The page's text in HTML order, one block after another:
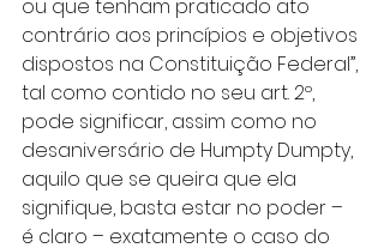
ou que tenham praticado ato
contrário aos princípios e objetivos
dispostos na Constituição Federal”,
tal como contido no seu art. 2º,
pode significar, assim como no
desaniversário de Humpty Dumpty,
aquilo que se queira que ela
signifique, basta estar no poder –
é claro – exatamente o caso do